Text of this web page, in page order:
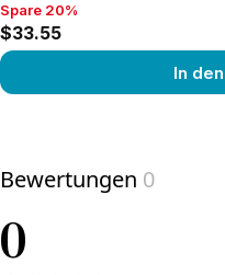
Spare 20%, $33.55
Spare 20%
$33.55
In
Bewertungen 0
0